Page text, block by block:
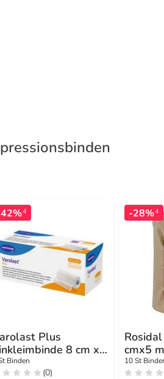
4
Plus
8 cm x
Binden
(0)
-28%4
cmx5 m
10 St